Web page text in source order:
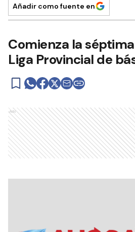
Añadir como fuente en
Comienza la
Liga Provincial de
Ads